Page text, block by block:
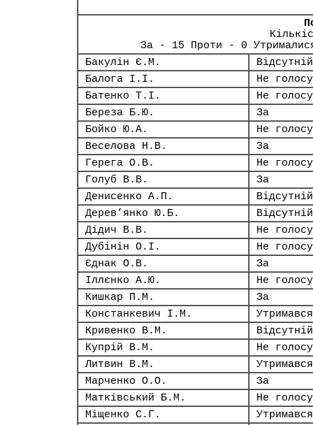
За - 15 Проти - 0
Бакулін Є.М.
Відсутній
Балога І.І.
Не
Батенко Т.І.
Не
Береза Б.Ю.
За
Бойко Ю.А.
Не
Веселова Н.В.
За
Герега О.В.
Не
Голуб В.В.
За
Денисенко А.П.
Відсутній
Дерев’янко Ю.Б.
Відсутній
Дідич В.В.
Не
Дубінін О.І.
Не
Єднак О.В.
За
Іллєнко А.Ю.
Не
Кишкар П.М.
За
Констанкевич І.М.
Утримався
Кривенко В.М.
Відсутній
Купрій В.М.
Не
Литвин В.М.
Утримався
Марченко О.О.
За
Матківський Б.М.
Не
Міщенко С.Г.
Утримався